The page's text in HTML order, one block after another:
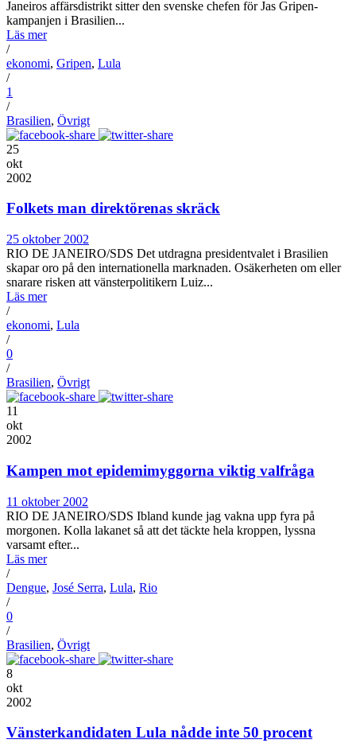
Janeiros affärsdistrikt sitter den svenske chefen för Jas Gripen-
kampanjen i Brasilien...
Läs mer
/
ekonomi, Gripen, Lula
/
1
/
Brasilien, Övrigt
25
okt
2002
Folkets man direktörenas skräck
25 oktober 2002
RIO DE JANEIRO/SDS Det utdragna presidentvalet i Brasilien
skapar oro på den internationella marknaden. Osäkerheten om eller
snarare risken att vänsterpolitikern Luiz...
Läs mer
/
ekonomi, Lula
/
0
/
Brasilien, Övrigt
11
okt
2002
Kampen mot epidemimyggorna viktig valfråga
11 oktober 2002
RIO DE JANEIRO/SDS Ibland kunde jag vakna upp fyra på
morgonen. Kolla lakanet så att det täckte hela kroppen, lyssna
varsamt efter...
Läs mer
/
Dengue, José Serra, Lula, Rio
/
0
/
Brasilien, Övrigt
8
okt
2002
Vänsterkandidaten Lula nådde inte 50 procent